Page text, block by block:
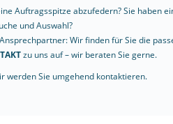
Auftragsspitze abzufedern? Sie haben
und Auswahl?
Wir finden für Sie die
zu uns auf – wir beraten Sie gerne.
werden Sie umgehend kontaktieren.